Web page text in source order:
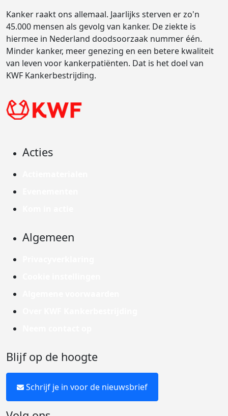
Kanker raakt ons allemaal. Jaarlijks sterven er zo'n
45.000 mensen als gevolg van kanker. De ziekte is
hiermee in Nederland doodsoorzaak nummer één.
Minder kanker, meer genezing en een betere kwaliteit
van leven voor kankerpatiënten. Dat is het doel van
KWF Kankerbestrijding.
Acties
Algemeen
Blijf op de hoogte
Schrijf je in voor de nieuwsbrief